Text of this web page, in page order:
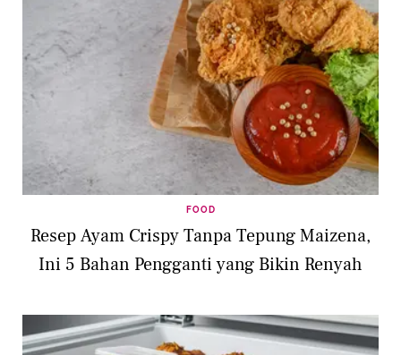
FOOD
Resep Ayam Crispy Tanpa Tepung Maizena,
Ini 5 Bahan Pengganti yang Bikin Renyah